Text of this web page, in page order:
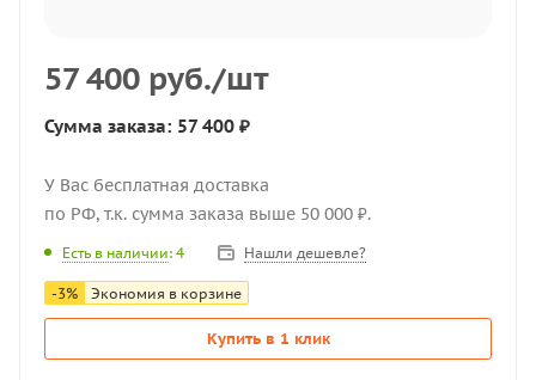
57 400 руб./шт
Сумма заказа: 57 400 ₽
У Вас бесплатная доставка
по РФ, т.к. сумма заказа выше 50 000 ₽.
Есть в наличии: 4 Нашли дешевле?
-3% Экономия в корзине
Купить в 1 клик